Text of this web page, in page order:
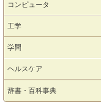
コンピュータ
工学
学問
ヘルスケア
辞書・百科事典